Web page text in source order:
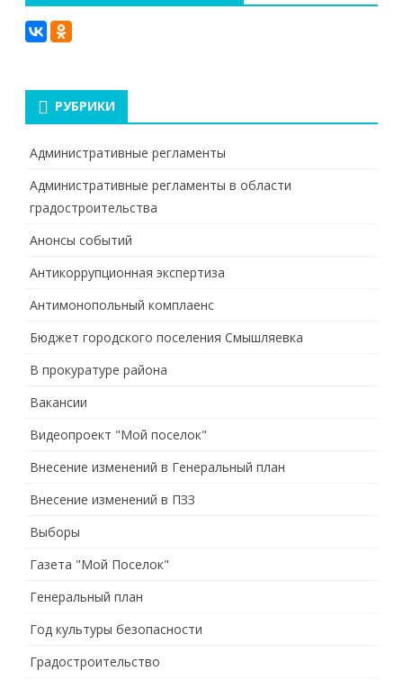
РУБРИКИ
Административные регламенты
Административные регламенты в области
градостроительства
Анонсы событий
Антикоррупционная экспертиза
Антимонопольный комплаенс
Бюджет городского поселения Смышляевка
В прокуратуре района
Вакансии
Видеопроект "Мой поселок"
Внесение изменений в Генеральный план
Внесение изменений в ПЗЗ
Выборы
Газета "Мой Поселок"
Генеральный план
Год культуры безопасности
Градостроительство